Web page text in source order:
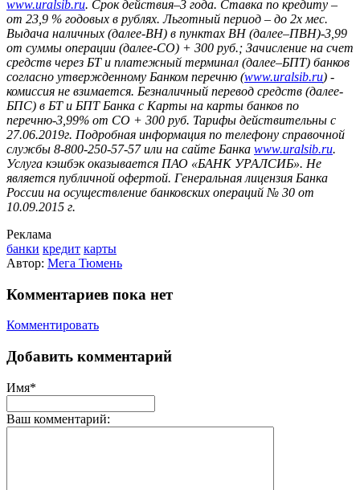
www.uralsib.ru. Срок действия–3 года. Ставка по кредиту –
от 23,9 % годовых в рублях. Льготный период – до 2х мес.
Выдача наличных (далее-ВН) в пунктах ВН (далее–ПВН)-3,99
от суммы операции (далее-СО) + 300 руб.; Зачисление на счет
средств через БТ и платежный терминал (далее–БПТ) банков
согласно утвержденному Банком перечню (www.uralsib.ru) -
комиссия не взимается. Безналичный перевод средств (далее-
БПС) в БТ и БПТ Банка с Карты на карты банков по
перечню-3,99% от СО + 300 руб. Тарифы действительны с
27.06.2019г. Подробная информация по телефону справочной
службы 8-800-250-57-57 или на сайте Банка www.uralsib.ru.
Услуга кэшбэк оказывается ПАО «БАНК УРАЛСИБ». Не
является публичной офертой. Генеральная лицензия Банка
России на осуществление банковских операций № 30 от
10.09.2015 г.
Реклама
банки кредит карты
Автор: Мега Тюмень
Комментариев пока нет
Комментировать
Добавить комментарий
Имя*
Ваш комментарий: